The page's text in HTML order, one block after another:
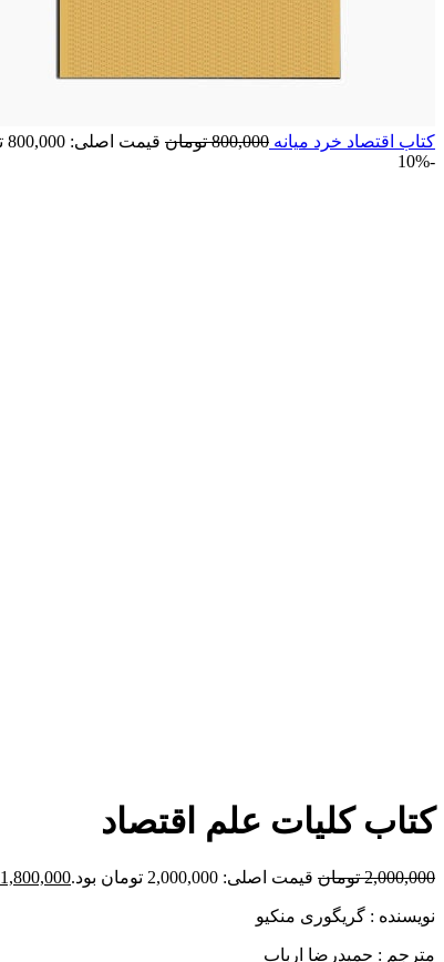
کتاب اقتصاد خرد میانه 800,000 تومان قیمت اصلی: 800,000 تومان بود.
-10%
کتاب کلیات علم اقتصاد
2,000,000 تومان قیمت اصلی: 2,000,000 تومان بود. 1,800,000
نویسنده : گریگوری منکیو
مترجم : حمیدرضا ارباب